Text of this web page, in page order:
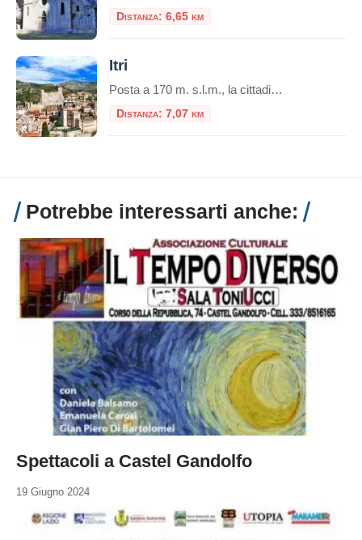
Distanza: 6,65 km
Itri
Posta a 170 m. s.l.m., la cittadina di Itri sorge in una caratteristica vallata tra le falde occidentali dei monti Aurunci (passo di San Donato), a soli 8 km dalla costa. Castello di Itri Si trova lungo il percorso della via Appia, tra Fondi (co
Distanza: 7,07 km
Potrebbe interessarti anche:
Spettacoli a Castel Gandolfo
19 Giugno 2024